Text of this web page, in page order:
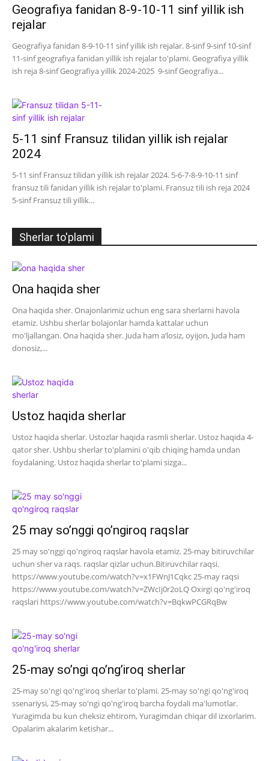
Geografiya fanidan 8-9-10-11 sinf yillik ish
rejalar
Geografiya fanidan 8-9-10-11 sinf yillik ish rejalar. 8-sinf 9-sinf 10-sinf
11-sinf geografiya fanidan yillik ish rejalar to'plami. Geografiya yillik
ish reja 8-sinf Geografiya yillik 2024-2025 9-sinf Geografiya...
5-11 sinf Fransuz tilidan yillik ish rejalar
2024
5-11 sinf Fransuz tilidan yillik ish rejalar 2024. 5-6-7-8-9-10-11 sinf
fransuz tili fanidan yillik ish rejalar to'plami. Fransuz tili ish reja 2024
5-sinf Fransuz tili yillik...
Sherlar to'plami
Ona haqida sher
Ona haqida sher. Onajonlarimiz uchun eng sara sherlarni havola
etamiz. Ushbu sherlar bolajonlar hamda kattalar uchun
mo'ljallangan. Ona haqida sher. Juda ham a’losiz, oyijon, Juda ham
donosiz,...
Ustoz haqida sherlar
Ustoz haqida sherlar. Ustozlar haqida rasmli sherlar. Ustoz haqida 4-
qator sher. Ushbu sherlar to'plamini o'qib chiqing hamda undan
foydalaning. Ustoz haqida sherlar to'plami sizga...
25 may so’nggi qo’ngiroq raqslar
25 may so'nggi qo'ngiroq raqslar havola etamiz. 25-may bitiruvchilar
uchun sher va raqs. raqslar qizlar uchun.Bitiruvchilar raqsi.
https://www.youtube.com/watch?v=x1FWnJ1Cqkc 25-may raqsi
https://www.youtube.com/watch?v=ZWcIj0r2oLQ Oxirgi qo'ng'iroq
raqslari https://www.youtube.com/watch?v=BqkwPCGRqBw
25-may so’ngi qo’ng’iroq sherlar
25-may so'ngi qo'ng'iroq sherlar to'plami. 25-may so'ngi qo'ng'iroq
ssenariysi, 25-may so'ngi qo'ng'iroq barcha foydali ma'lumotlar.
Yuragimda bu kun cheksiz ehtirom, Yuragimdan chiqar dil izxorlarim.
Opalarim akalarim ketishar...